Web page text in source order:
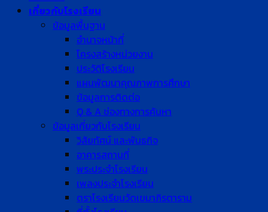
เกี่ยวกับโรงเรียน
ข้อมูลพื้นฐาน
อำนาจหน้าที่
โครงสร้างหน่วยงาน
ประวัติโรงเรียน
แผนพัฒนาคุณภาพการศึกษา
ข้อมูลการติดต่อ
Q & A ช่องทางการค้นหา
ข้อมูลเกี่ยวกับโรงเรียน
วิสัยทัศน์ และพันธกิจ
อาคารสถานที่
พระประจำโรงเรียน
เพลงประจำโรงเรียน
ตราโรงเรียนวัดเขมาภิรตาราม